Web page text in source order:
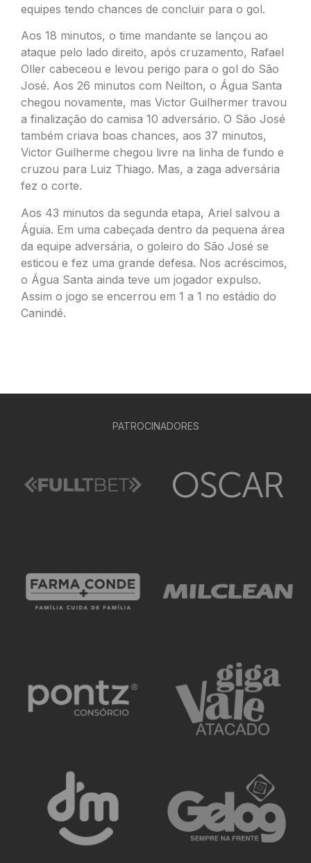
equipes tendo chances de concluir para o gol.
Aos 18 minutos, o time mandante se lançou ao
ataque pelo lado direito, após cruzamento, Rafael
Oller cabeceou e levou perigo para o gol do São
José. Aos 26 minutos com Neilton, o Água Santa
chegou novamente, mas Victor Guilhermer travou
a finalização do camisa 10 adversário. O São José
também criava boas chances, aos 37 minutos,
Victor Guilherme chegou livre na linha de fundo e
cruzou para Luiz Thiago. Mas, a zaga adversária
fez o corte.
Aos 43 minutos da segunda etapa, Ariel salvou a
Águia. Em uma cabeçada dentro da pequena área
da equipe adversária, o goleiro do São José se
esticou e fez uma grande defesa. Nos acréscimos,
o Água Santa ainda teve um jogador expulso.
Assim o jogo se encerrou em 1 a 1 no estádio do
Canindé.
PATROCINADORES